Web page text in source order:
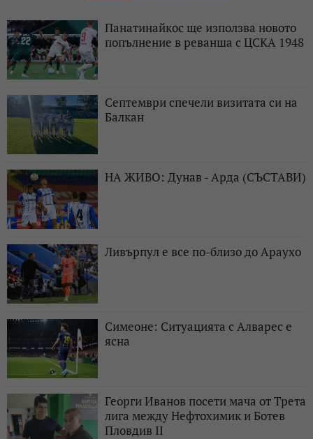
Панатинайкос ще използва новото
попълнение в реванша с ЦСКА 1948
Септември спечели визитата си на
Балкан
НА ЖИВО: Дунав - Арда (СЪСТАВИ)
Ливърпул е все по-близо до Араухо
Симеоне: Ситуацията с Алварес е
ясна
Георги Иванов посети мача от Трета
лига между Нефтохимик и Ботев
Пловдив II